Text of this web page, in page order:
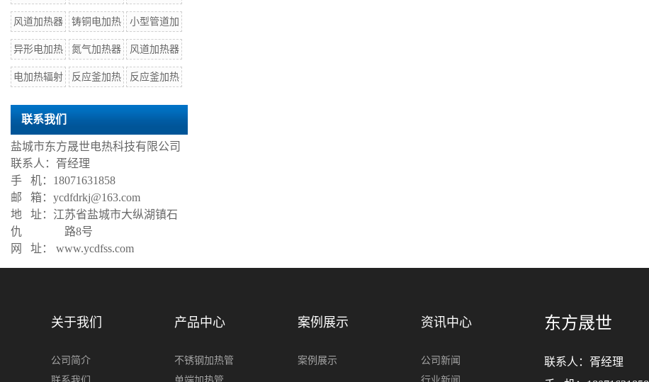
风道加热器 铸铜电加热 小型管道加
异形电加热 氮气加热器 风道加热器
电加热辐射 反应釜加热 反应釜加热
联系我们
盐城市东方晟世电热科技有限公司
联系人：胥经理
手 机：18071631858
邮 箱：ycdfdrkj@163.com
地 址：江苏省盐城市大纵湖镇石
仇 路8号
网 址： www.ycdfss.com
关于我们
公司简介
联系我们
产品中心
不锈钢加热管
单端加热管
案例展示
案例展示
资讯中心
公司新闻
行业新闻
东方晟世
联系人： 胥经理